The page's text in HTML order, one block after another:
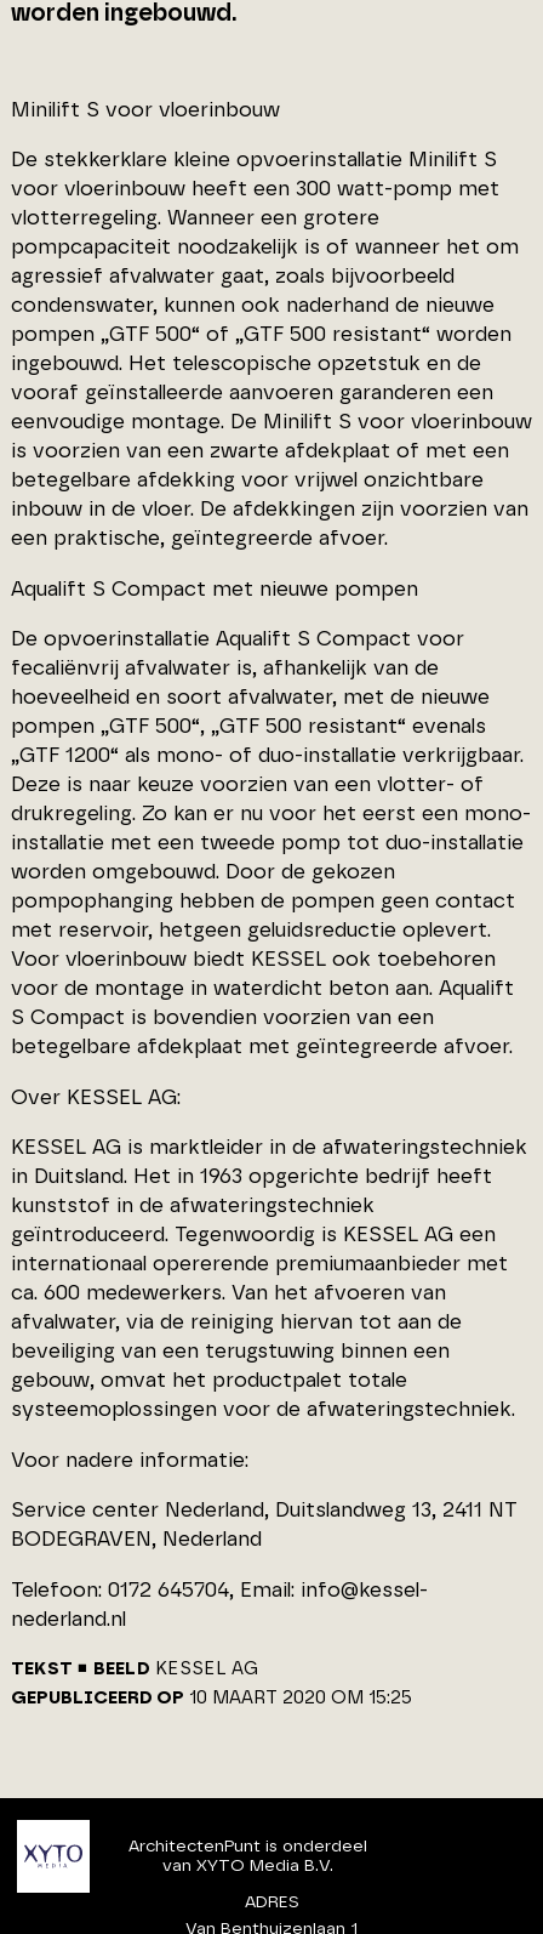
worden ingebouwd.
Minilift S voor vloerinbouw
De stekkerklare kleine opvoerinstallatie Minilift S
voor vloerinbouw heeft een 300 watt-pomp met
vlotterregeling. Wanneer een grotere
pompcapaciteit noodzakelijk is of wanneer het om
agressief afvalwater gaat, zoals bijvoorbeeld
condenswater, kunnen ook naderhand de nieuwe
pompen „GTF 500“ of „GTF 500 resistant“ worden
ingebouwd. Het telescopische opzetstuk en de
vooraf geïnstalleerde aanvoeren garanderen een
eenvoudige montage. De Minilift S voor vloerinbouw
is voorzien van een zwarte afdekplaat of met een
betegelbare afdekking voor vrijwel onzichtbare
inbouw in de vloer. De afdekkingen zijn voorzien van
een praktische, geïntegreerde afvoer.
Aqualift S Compact met nieuwe pompen
De opvoerinstallatie Aqualift S Compact voor
fecaliënvrij afvalwater is, afhankelijk van de
hoeveelheid en soort afvalwater, met de nieuwe
pompen „GTF 500“, „GTF 500 resistant“ evenals
„GTF 1200“ als mono- of duo-installatie verkrijgbaar.
Deze is naar keuze voorzien van een vlotter- of
drukregeling. Zo kan er nu voor het eerst een mono-
installatie met een tweede pomp tot duo-installatie
worden omgebouwd. Door de gekozen
pompophanging hebben de pompen geen contact
met reservoir, hetgeen geluidsreductie oplevert.
Voor vloerinbouw biedt KESSEL ook toebehoren
voor de montage in waterdicht beton aan. Aqualift
S Compact is bovendien voorzien van een
betegelbare afdekplaat met geïntegreerde afvoer.
Over KESSEL AG:
KESSEL AG is marktleider in de afwateringstechniek
in Duitsland. Het in 1963 opgerichte bedrijf heeft
kunststof in de afwateringstechniek
geïntroduceerd. Tegenwoordig is KESSEL AG een
internationaal opererende premiumaanbieder met
ca. 600 medewerkers. Van het afvoeren van
afvalwater, via de reiniging hiervan tot aan de
beveiliging van een terugstuwing binnen een
gebouw, omvat het productpalet totale
systeemoplossingen voor de afwateringstechniek.
Voor nadere informatie:
Service center Nederland, Duitslandweg 13, 2411 NT
BODEGRAVEN, Nederland
Telefoon: 0172 645704, Email: info@kessel-
nederland.nl
TEKST BEELD KESSEL AG
GEPUBLICEERD OP 10 MAART 2020 OM 15:25
ArchitectenPunt is onderdeel
van XYTO Media B.V.
ADRES
Van Benthuizenlaan 1